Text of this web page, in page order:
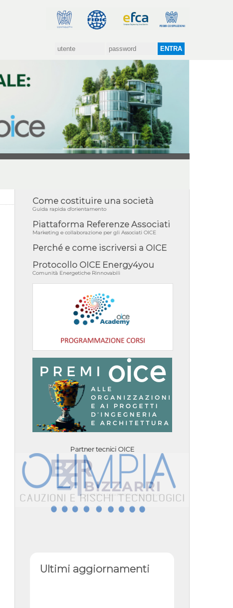
Come costituire una società
Guida rapida d'orientamento
Piattaforma Referenze Associati
Marketing e collaborazione per gli Associati OICE
Perché e come iscriversi a OICE
Protocollo OICE Energy4you
Comunità Energetiche Rinnovabili
Partner tecnici OICE
Ultimi aggiornamenti